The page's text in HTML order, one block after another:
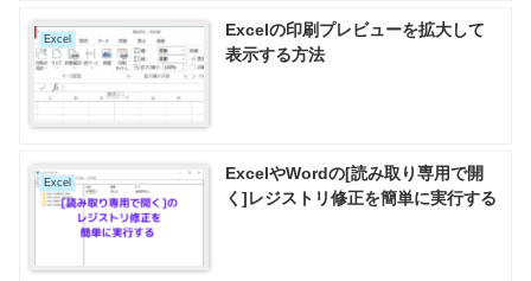
Excel
Excelの印刷プレビューを拡大して
表示する方法
Excel
ExcelやWordの[読み取り専用で開
く]レジストリ修正を簡単に実行する